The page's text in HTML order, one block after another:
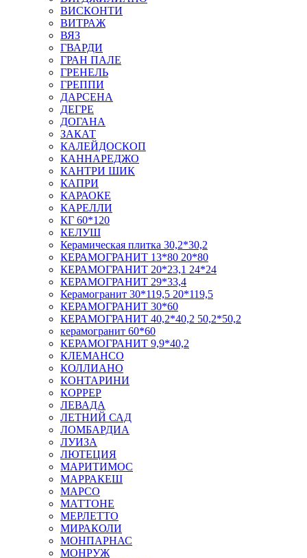
ВИСКОНТИ
ВИТРАЖ
ВЯЗ
ГВАРДИ
ГРАН ПАЛЕ
ГРЕНЕЛЬ
ГРЕППИ
ДАРСЕНА
ДЕГРЕ
ДОГАНА
ЗАКАТ
КАЛЕЙДОСКОП
КАННАРЕДЖО
КАНТРИ ШИК
КАПРИ
КАРАОКЕ
КАРЕЛЛИ
КГ 60*120
КЕЛУШ
Керамическая плитка 30,2*30,2
КЕРАМОГРАНИТ 13*80 20*80
КЕРАМОГРАНИТ 20*23,1 24*24
КЕРАМОГРАНИТ 29*33,4
Керамогранит 30*119,5 20*119,5
КЕРАМОГРАНИТ 30*60
КЕРАМОГРАНИТ 40,2*40,2 50,2*50,2
керамогранит 60*60
КЕРАМОГРАНИТ 9,9*40,2
КЛЕМАНСО
КОЛЛИАНО
КОНТАРИНИ
КОРРЕР
ЛЕВАДА
ЛЕТНИЙ САД
ЛОМБАРДИА
ЛУИЗА
ЛЮТЕЦИЯ
МАРИТИМОС
МАРРАКЕШ
МАРСО
МАТТОНЕ
МЕРЛЕТТО
МИРАКОЛИ
МОНПАРНАС
МОНРУЖ